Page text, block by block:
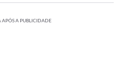
A PUBLICIDADE